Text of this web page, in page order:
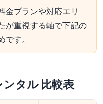
金プランや対応エリ
が重視する軸で下記の
す。
ンタル比較表